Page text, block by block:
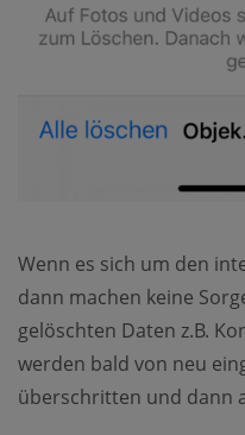
Wenn es sich um den
dann machen keine
gelöschten Daten z.B.
werden bald von neu
überschritten und dann